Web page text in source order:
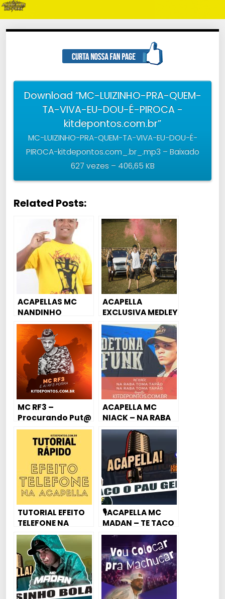
Download “MC-LUIZINHO-PRA-QUEM-
TA-VIVA-EU-DOU-É-PIROCA -
kitdepontos.com.br”
MC-LUIZINHO-PRA-QUEM-TA-VIVA-EU-DOU-É-
PIROCA-kitdepontos.com_.br_.mp3 – Baixado
627 vezes – 406,65 KB
Related Posts:
ACAPELLAS MC
NANDINHO
MEDLEY NOVAS
2015 [4:00
MINUTOS]
ACAPELLA
EXCLUSIVA MEDLEY
MC DUDU ? ?
MC RF3 –
Procurando Put@
Voz Exclusiva
2020
ACAPELLA MC
NIACK – NA RABA
TOMA TAPÃO (DJ
NELZINHO)
TUTORIAL EFEITO
TELEFONE NA
ACAPELLA
🎙ACAPELLA MC
MADAN – TE TACO
O SACO NO AR
CONDICIONADO